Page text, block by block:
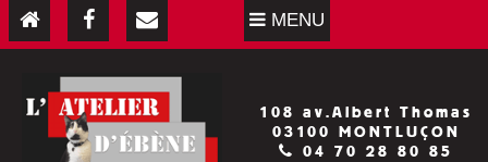
MENU
108 av.Albert Thomas
03100 MONTLUÇON
04 70 28 80 85